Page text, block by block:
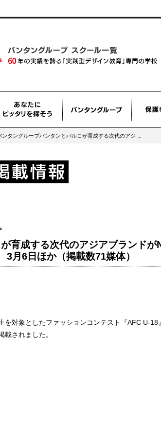
ンタングループバンタンとパルコが育成する次代のアジ ...
育成する次代のアジアブランドが
月6日ほか（掲載数71媒体）
を対象としたファッションコンテスト『AFC U-
載されました。